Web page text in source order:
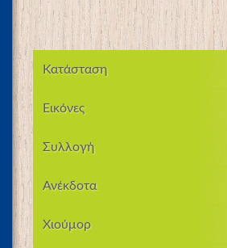
Κατάσταση
Εικόνες
Συλλογή
Ανέκδοτα
Χιούμορ